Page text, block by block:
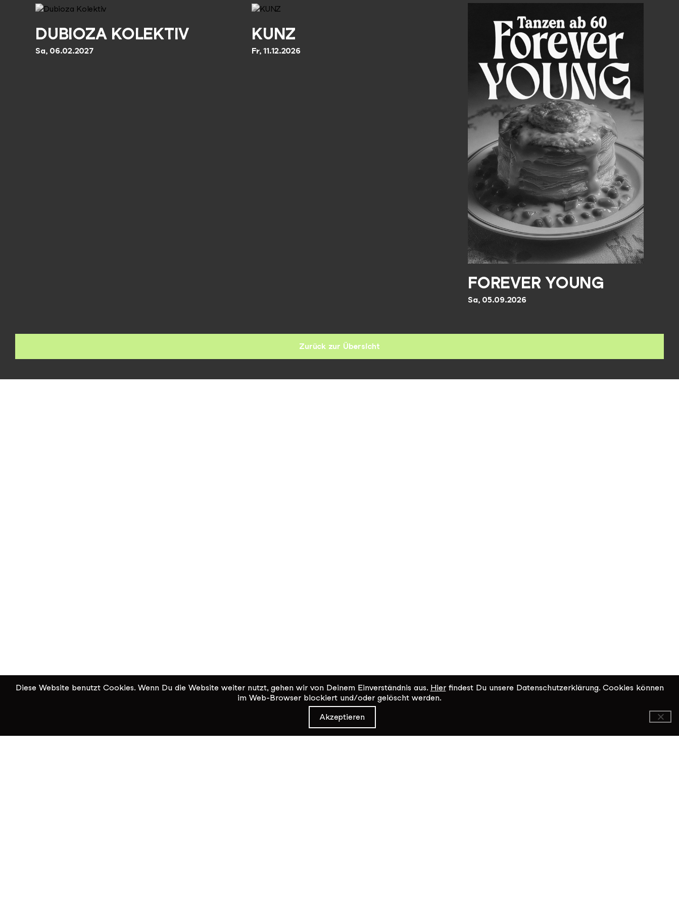
DUBIOZA KOLEKTIV
Sa, 06.02.2027
KUNZ
Fr, 11.12.2026
FOREVER YOUNG
Sa, 05.09.2026
Zurück zur Übersicht
Diese Website benutzt Cookies. Wenn Du die Website weiter nutzt, gehen wir von Deinem Einverständnis aus. Hierfindest Du unsere Datenschutzerklärung. Cookies können
im Web-Browser blockiert und/oder gelöscht werden.
Akzeptieren